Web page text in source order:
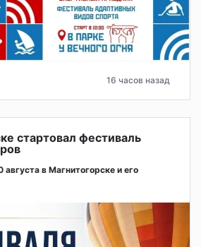
16 часов назад
стартовал фестиваль
августа в Магнитогорске и его